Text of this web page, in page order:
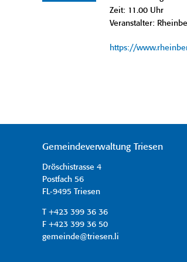
Zeit: 11.00 Uhr
Veranstalter:
https://
Gemeindeverwaltung Triesen
Dröschistrasse 4
Postfach 56
FL-9495 Triesen
T +423 399 36 36
F +423 399 36 50
gemeinde@triesen.li